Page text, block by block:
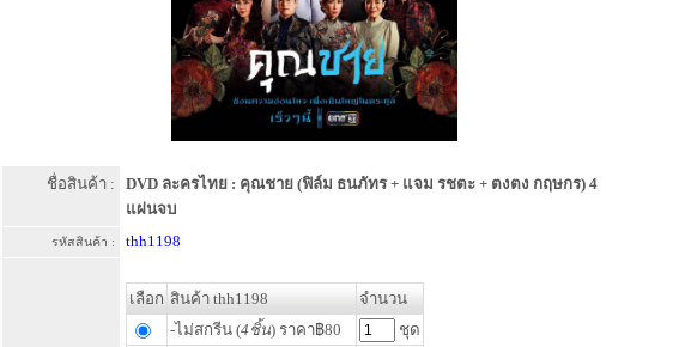
ชื่อสินค้า :
DVD ละครไทย : คุณชาย (ฟิล์ม ธนภัทร + แจม รชตะ + ตงตง กฤษกร) 4
แผ่นจบ
รหัสสินค้า : thh1198
เลือก สินค้า thh1198
จำนวน
-ไม่สกรีน (4ชิ้น) ราคา฿80
ชุด